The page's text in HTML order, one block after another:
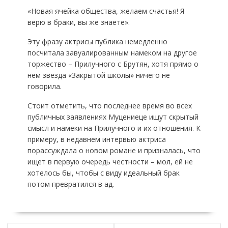
«Новая ячейка общества, желаем счастья! Я
верю в браки, вы же знаете».
Эту фразу актрисы публика немедленно
посчитала завуалированным намеком на другое
торжество – Прилучного с Брутян, хотя прямо о
нем звезда «Закрытой школы» ничего не
говорила.
Стоит отметить, что последнее время во всех
публичных заявлениях Муцениеце ищут скрытый
смысл и намеки на Прилучного и их отношения. К
примеру, в недавнем интервью актриса
порассуждала о новом романе и призналась, что
ищет в первую очередь честности – мол, ей не
хотелось бы, чтобы с виду идеальный брак
потом превратился в ад.